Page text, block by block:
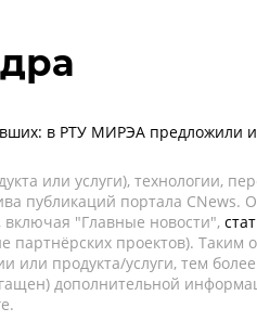
в РТУ МИРЭА предложили
или услуги), технологии,
публикаций портала CNews.
, включая "Главные новости",
партнёрских проектов). Таким
или продукта/услуги, тем
дополнительной